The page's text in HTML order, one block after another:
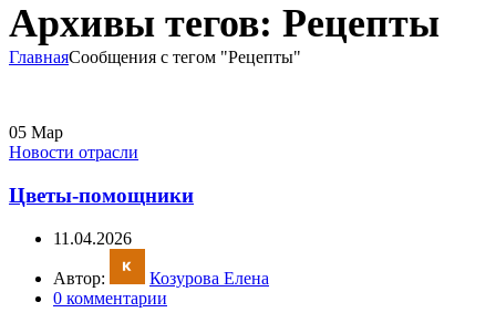
Архивы тегов: Рецепты
ГлавнаяСообщения с тегом "Рецепты"
05 Мар
Новости отрасли
Цветы-помощники
11.04.2026
Автор:
Козурова Елена
0 комментарии